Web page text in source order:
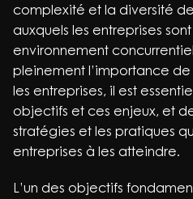
complexité et la diversité
auxquels les entreprises
environnement
pleinement l’importance
les entreprises, il est
objectifs et ces enjeux, et
stratégies et les pratiques
entreprises à les atteindre.
L’un des objectifs